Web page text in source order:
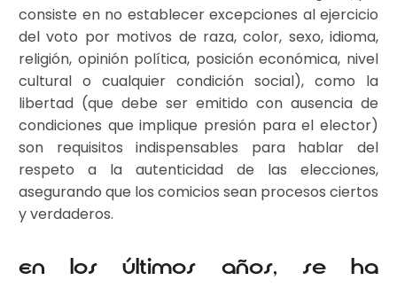
consiste en no establecer excepciones al ejercicio
del voto por motivos de raza, color, sexo, idioma,
religión, opinión política, posición económica, nivel
cultural o cualquier condición social), como la
libertad (que debe ser emitido con ausencia de
condiciones que implique presión para el elector)
son requisitos indispensables para hablar del
respeto a la autenticidad de las elecciones,
asegurando que los comicios sean procesos ciertos
y verdaderos.
En los últimos años, se ha